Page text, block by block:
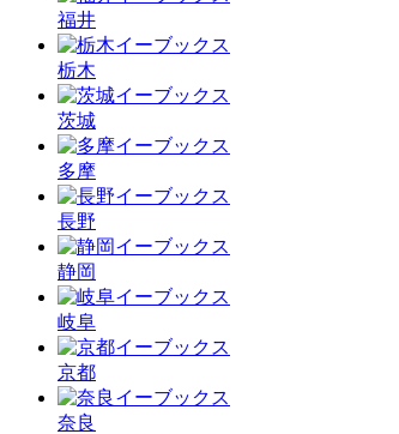
福井
栃木
茨城
多摩
長野
静岡
岐阜
京都
奈良